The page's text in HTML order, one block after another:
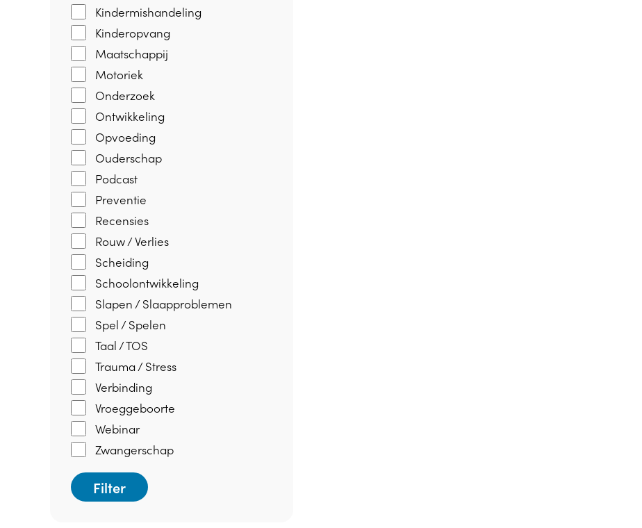
Kindermishandeling
Kinderopvang
Maatschappij
Motoriek
Onderzoek
Ontwikkeling
Opvoeding
Ouderschap
Podcast
Preventie
Recensies
Rouw / Verlies
Scheiding
Schoolontwikkeling
Slapen / Slaapproblemen
Spel / Spelen
Taal / TOS
Trauma / Stress
Verbinding
Vroeggeboorte
Webinar
Zwangerschap